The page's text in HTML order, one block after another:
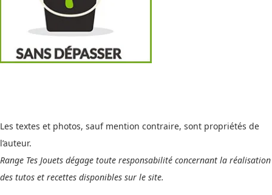
Les textes et photos, sauf mention contraire, sont propriétés de
l’auteur.
Range Tes Jouets dégage toute responsabilité concernant la réalisation
des tutos et recettes disponibles sur le site.